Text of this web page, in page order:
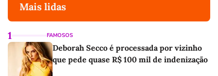
Mais lidas
1 FAMOSOS
Deborah Secco é processada por vizinho
que pede quase R$ 100 mil de indenização